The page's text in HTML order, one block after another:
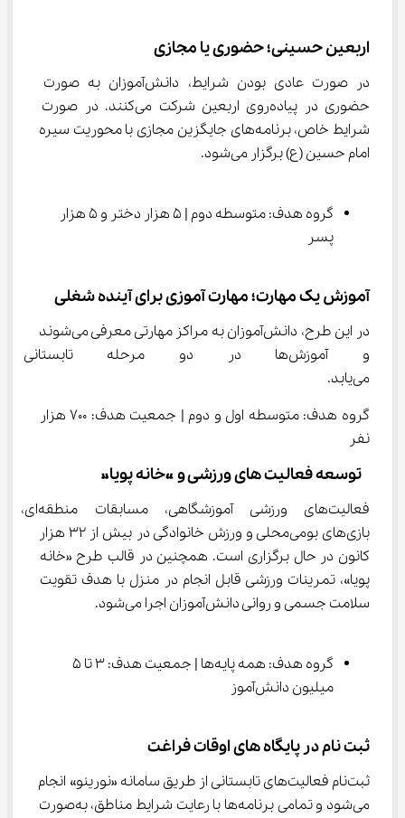
اربعین حسینی؛ حضوری یا مجازی
در صورت عادی بودن شرایط، دانش‌آموزان به صورت
حضوری در پیاده‌روی اربعین شرکت می‌کنند. در صورت
شرایط خاص، برنامه‌های جایگزین مجازی با محوریت سیره
امام حسین (ع) برگزار می‌شود.
گروه هدف: متوسطه دوم | 5 هزار دختر و 5 هزار
پسر
آموزش یک مهارت؛ مهارت آموزی برای آینده شغلی
در این طرح، دانش‌آموزان به مراکز مهارتی معرفی می‌شوند
و آموزش‌ها در دو مرحله
می‌یابد.
گروه هدف: متوسطه اول و دوم | جمعیت هدف: 700 هزار
نفر
توسعه فعالیت های ورزشی و «خانه پویا»
فعالیت‌های ورزشی آموزشگاهی، مسابقات منطقه‌ای،
بازی‌های بومی‌محلی و ورزش خانوادگی در بیش از 32 هزار
کانون در حال برگزاری است. همچنین در قالب طرح «خانه
پویا»، تمرینات ورزشی قابل انجام در منزل با هدف تقویت
سلامت جسمی و روانی دانش‌آموزان اجرا می‌شود.
میلیون دانش‌آموز
ثبت نام در پایگاه های اوقات فراغت
ثبت‌نام فعالیت‌های تابستانی از طریق سامانه «نورینو» انجام
می‌شود و تمامی برنامه‌ها با رعایت شرایط مناطق، به‌صورت